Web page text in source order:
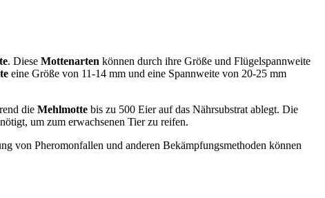
. Diese Mottenarten können durch ihre Größe und Flügelspannweite
eine Größe von 11-14 mm und eine Spannweite von 20-25 mm
die Mehlmotte bis zu 500 Eier auf das Nährsubstrat ablegt. Die
um zum erwachsenen Tier zu reifen.
von Pheromonfallen und anderen Bekämpfungsmethoden können